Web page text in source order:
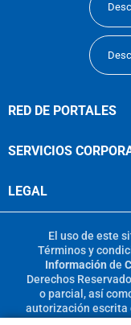
RED DE PORTALES
SERVICIOS
LEGAL
El uso de este
Términos y
Información de
Derechos
o parcial, así
autorización escrita